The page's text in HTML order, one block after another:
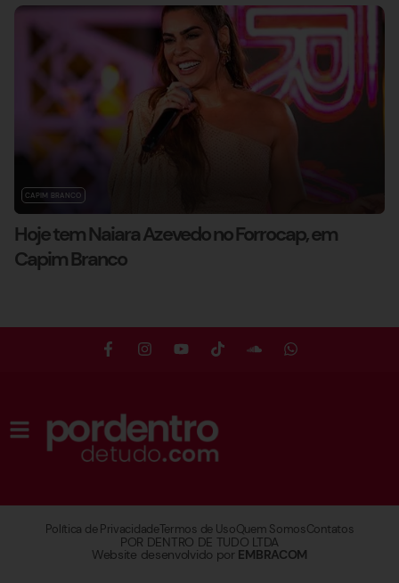
CAPIM BRANCO
Hoje tem Naiara Azevedo no Forrocap, em
Capim Branco
Política de PrivacidadeTermos de UsoQuem SomosContatos
POR DENTRO DE TUDO LTDA
Website desenvolvido por EMBRACOM